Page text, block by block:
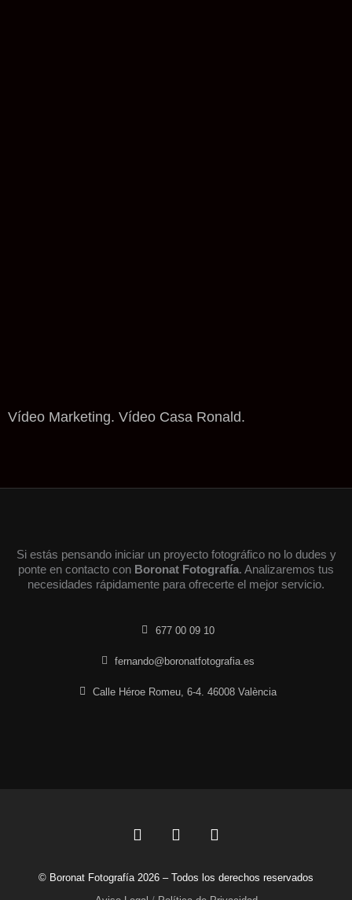
Vídeo Marketing. Vídeo Casa Ronald.
Si estás pensando iniciar un proyecto fotográfico no lo dudes y
ponte en contacto con Boronat Fotografía. Analizaremos tus
necesidades rápidamente para ofrecerte el mejor servicio.
677 00 09 10
fernando@boronatfotografia.es
Calle Héroe Romeu, 6-4. 46008 València
F
e
L
k
I
t
© Boronat Fotografía 2026 – Todos los derechos reservados